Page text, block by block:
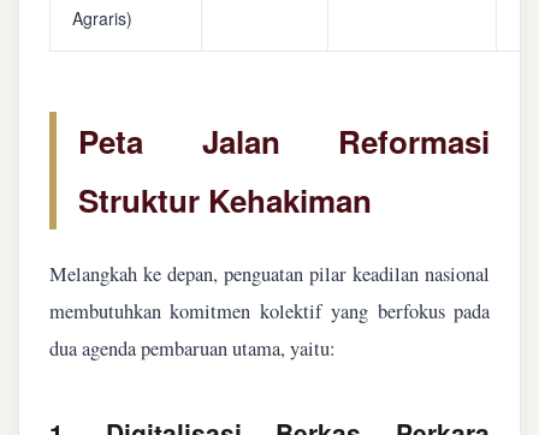
Agraris)
Peta Jalan Reformasi
Struktur Kehakiman
Melangkah ke depan, penguatan pilar keadilan nasional
membutuhkan komitmen kolektif yang berfokus pada
dua agenda pembaruan utama, yaitu: